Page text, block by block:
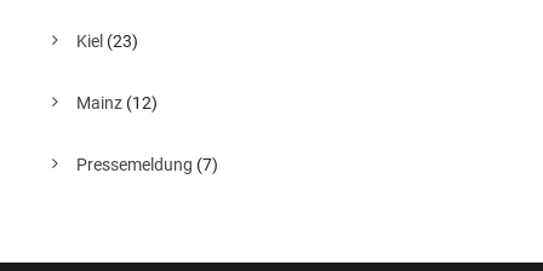
Kiel (23)
Mainz (12)
Pressemeldung (7)